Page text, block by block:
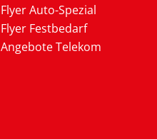
Flyer Auto-Spezial
Flyer Festbedarf
Angebote Telekom